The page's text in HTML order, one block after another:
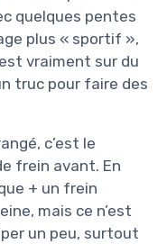
quelques pentes
plus « sportif »,
vraiment sur du
truc pour faire des
c’est le
frein avant. En
+ un frein
mais ce n’est
un peu, surtout